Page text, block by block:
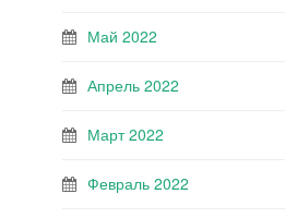
Май 2022
Апрель 2022
Март 2022
Февраль 2022